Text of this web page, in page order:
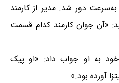
دور شد. مدیر از کارمند
«آن جوان کارمند کدام قسمت
خود به او جواب داد: «او پیک
آورده بود.»